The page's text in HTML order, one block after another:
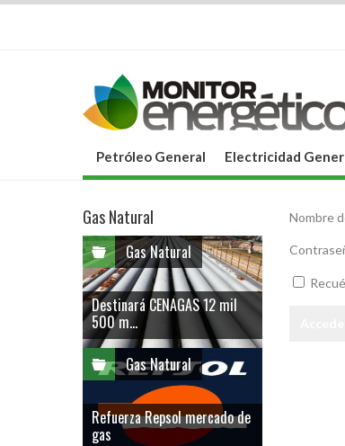
Petróleo General Electricidad
Nombre
Gas Natural
Gas Natural
Destinará CENAGAS 12 mil
500 m...
Gas Natural
Refuerza Repsol mercado de
gas